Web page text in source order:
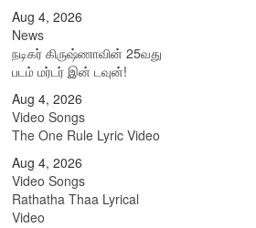
Aug 4, 2026
News
நடிகர் கிருஷ்ணாவின் 25வது
படம் மர்டர் இன் டவுன்!
Aug 4, 2026
Video Songs
The One Rule Lyric Video
Aug 4, 2026
Video Songs
Rathatha Thaa Lyrical
Video